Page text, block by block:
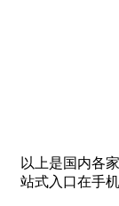
以上是国内各
站式入口在手